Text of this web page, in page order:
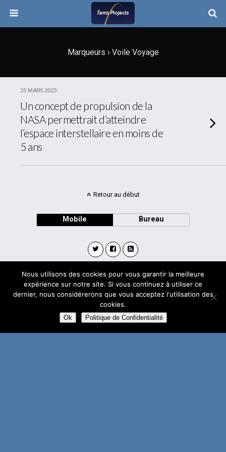
Marqueurs › Voile Voyage
25 MARS 2023
Un concept de propulsion de la
NASA permettrait d’atteindre
l’espace interstellaire en moins de
5 ans
Retour au début
Mobile Bureau
Avec
WPtouch Mobile Suite for WordPress
Nous utilisons des cookies pour vous garantir la meilleure
expérience sur notre site. Si vous continuez à utiliser ce
dernier, nous considérerons que vous acceptez l'utilisation des
cookies.
Ok Politique de Confidentialité